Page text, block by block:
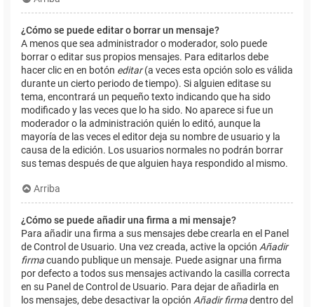
¿Cómo se puede editar o borrar un mensaje?
A menos que sea administrador o moderador, solo puede
borrar o editar sus propios mensajes. Para editarlos debe
hacer clic en en botón editar(a veces esta opción solo es válida
durante un cierto periodo de tiempo). Si alguien editase su
tema, encontrará un pequeño texto indicando que ha sido
modificado y las veces que lo ha sido. No aparece si fue un
moderador o la administración quién lo editó, aunque la
mayoría de las veces el editor deja su nombre de usuario y la
causa de la edición. Los usuarios normales no podrán borrar
sus temas después de que alguien haya respondido al mismo.
Arriba
¿Cómo se puede añadir una firma a mi mensaje?
Para añadir una firma a sus mensajes debe crearla en el Panel
de Control de Usuario. Una vez creada, active la opción Añadir
firmacuando publique un mensaje. Puede asignar una firma
por defecto a todos sus mensajes activando la casilla correcta
en su Panel de Control de Usuario. Para dejar de añadirla en
los mensajes, debe desactivar la opción Añadir firmadentro del